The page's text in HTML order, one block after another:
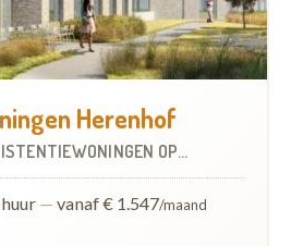
Herenhof
OP 10.5 KM
— vanaf € 1.547/maand